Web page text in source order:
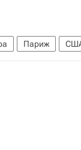
Париж
Новости культуры